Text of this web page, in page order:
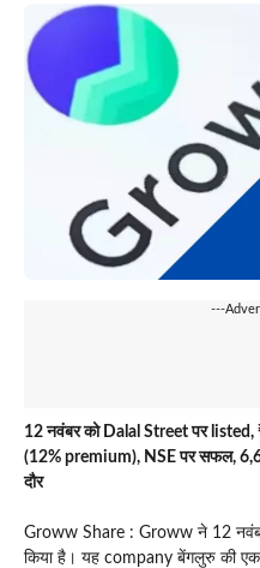
---
12 नवंबर को Dalal Street पर
(12% premium), NSE पर सफल,
दौर
Groww Share : Groww ने 12 नवंबर
किया है। यह company बेंगलुरु की